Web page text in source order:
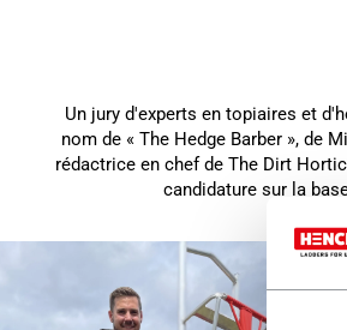
Un jury d'experts en topiaires et
nom de « The Hedge Barber », de
rédactrice en chef de The Dirt
candidature sur la